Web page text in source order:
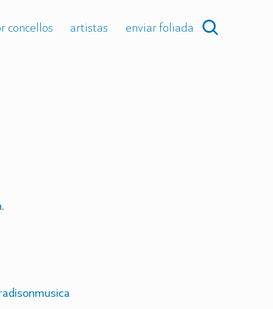
concellos artistas enviar foliada
.